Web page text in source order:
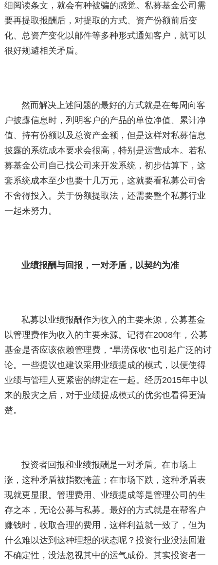
细阅读条文，就会有种被骗的感觉。私募基金公司需
要再提取报酬后，对提取的方式、资产份额前后变
化、总资产变化以邮件等多种形式通知客户，就可以
很好规避相关矛盾。
然而解决上述问题的最好的方式就是在每周向客
户披露信息时，列明客户的产品的单位净值、累计净
值、持有份额以及总资产金额，但是这样对私募信息
披露的系统成本要求会很高，特别是运营成本。若私
募基金公司自己找公司来开发系统，初步估算下，这
套系统成本至少也要十几万元，这就要看私募公司舍
不舍得投入。关于份额提取法，还需要整个私募行业
一起来努力。
业绩报酬与回报，一对矛盾，以契约为准
私募以业绩报酬作为收入的主要来源，公募基金
以管理费作为收入的主要来源。记得在2008年，公募
基金是否应该依赖管理费，“旱涝保收”也引起广泛的讨
论。一些提议也建议采用业绩提成的模式，以便使得
业绩与管理人更紧密的绑定在一起。经历2015年中以
来的股灾之后，对于业绩提成模式的优劣也看得更清
楚。
投资者回报和业绩报酬是一对矛盾。在市场上
涨，这种矛盾被指数掩盖；在市场下跌，这种矛盾表
现就更显眼。管理费用、业绩提成等是管理公司的生
存之本，无论公募与私募。最好的方式就是在帮客户
赚钱时，收取合理的费用，这样利益就一致了，但为
什么难以达到这种理想的状态呢？投资行业没法回避
不确定性，没法忽视其中的运气成份。其实投资者一